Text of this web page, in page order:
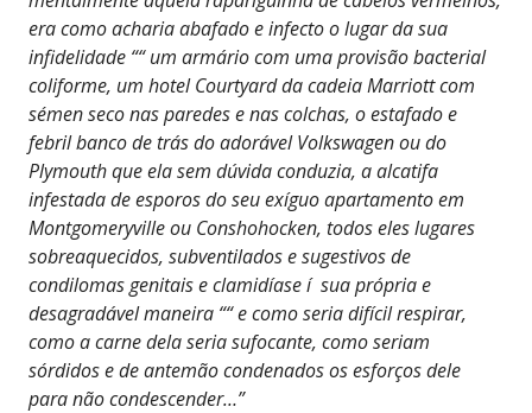
era como acharia abafado e infecto o lugar da sua
infidelidade ““ um armário com uma provisão bacterial
coliforme, um hotel Courtyard da cadeia Marriott com
sémen seco nas paredes e nas colchas, o estafado e
febril banco de trás do adorável Volkswagen ou do
Plymouth que ela sem dúvida conduzia, a alcatifa
infestada de esporos do seu exíguo apartamento em
Montgomeryville ou Conshohocken, todos eles lugares
sobreaquecidos, subventilados e sugestivos de
condilomas genitais e clamidíase í sua própria e
desagradável maneira ““ e como seria difícil respirar,
como a carne dela seria sufocante, como seriam
sórdidos e de antemão condenados os esforços dele
para não condescender…”